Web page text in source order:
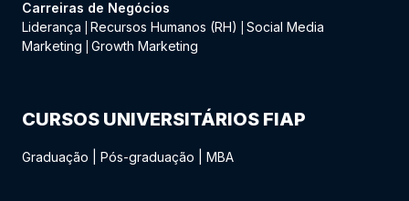
Carreiras de Negócios
Liderança
Recursos Humanos (RH)
Social Media
Marketing
Growth Marketing
CURSOS UNIVERSITÁRIOS FIAP
Graduação Pós-graduação MBA